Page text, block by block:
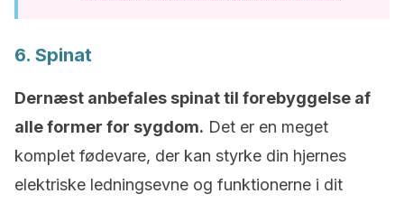
6. Spinat
Dernæst anbefales spinat til forebyggelse af
alle former for sygdom. Det er en meget
komplet fødevare, der kan styrke din hjernes
elektriske ledningsevne og funktionerne i dit